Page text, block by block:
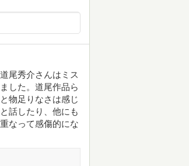
尾秀介さんはミス
した。道尾作品ら
物足りなさは感じ
話したり、他にも
なって感傷的にな